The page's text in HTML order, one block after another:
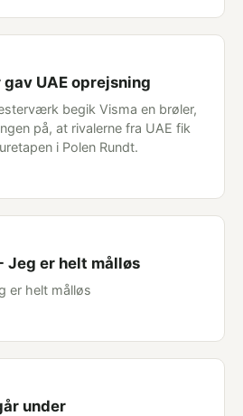
UAE oprejsning
begik Visma en brøler,
på, at rivalerne fra UAE fik
i Polen Rundt.
Jeg er helt målløs
er helt målløs
under